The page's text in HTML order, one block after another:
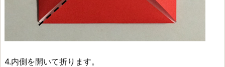
4.内側を開いて折ります。